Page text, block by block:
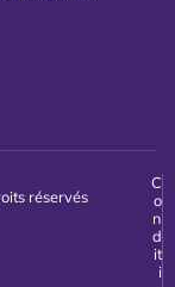
réservés
C
o
n
d
it
i